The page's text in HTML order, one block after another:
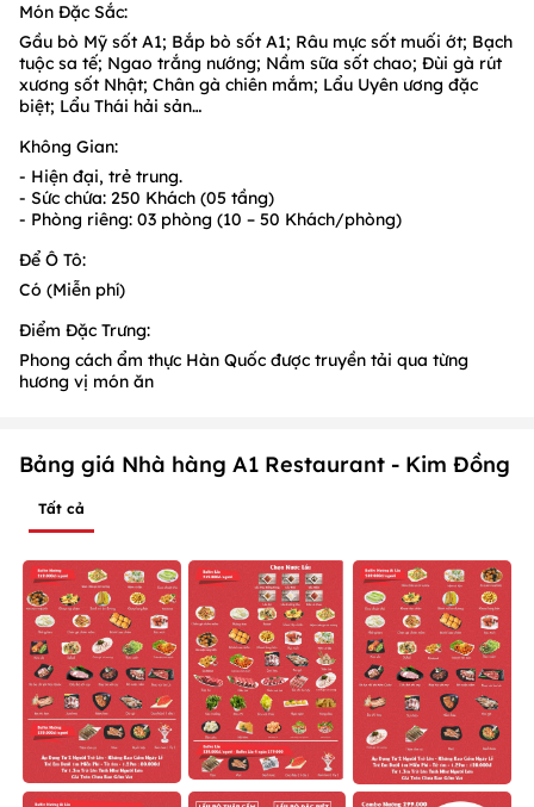
Món Đặc Sắc:
Gầu bò Mỹ sốt A1; Bắp bò sốt A1; Râu mực sốt muối ớt; Bạch
tuộc sa tế; Ngao trắng nướng; Nầm sữa sốt chao; Đùi gà rút
xương sốt Nhật; Chân gà chiên mắm; Lẩu Uyên ương đặc
biệt; Lẩu Thái hải sản…
Không Gian:
- Hiện đại, trẻ trung.
- Sức chứa: 250 Khách (05 tầng)
- Phòng riêng: 03 phòng (10 – 50 Khách/phòng)
Để Ô Tô:
Có (Miễn phí)
Điểm Đặc Trưng:
Phong cách ẩm thực Hàn Quốc được truyền tải qua từng
hương vị món ăn
Bảng giá Nhà hàng A1 Restaurant - Kim Đồng
Tất cả